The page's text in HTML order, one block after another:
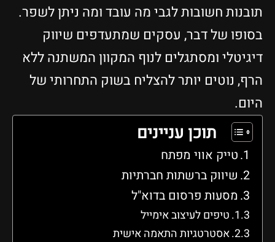
תובנות חשובות לגבי מה עובד ומה ניתן לשפר.
בסופו של דבר, עסקים שמתעדפים שיווק
דיגיטלי ומסתגלים לנוף המקוון המשתנה ללא
הרף, נוטים יותר להצליח בשוק התחרותי של
היום.
תוכן עניינים
טייק אווי מפתח
שיווק ברשתות חברתיות
מסעות פרסום בדוא"ל
טיפים לעיצוב אימייל
אסטרטגיות התאמה אישית